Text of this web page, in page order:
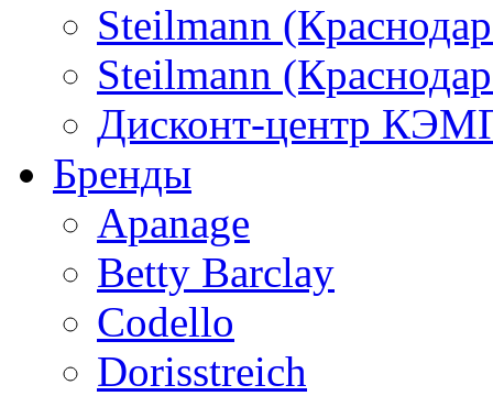
Steilmann
Steilmann
Дисконт-центр
Бренды
Apanage
Betty Barclay
Codello
Dorisstreich